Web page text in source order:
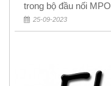
trong bộ đầu nối MPO
25-09-2023